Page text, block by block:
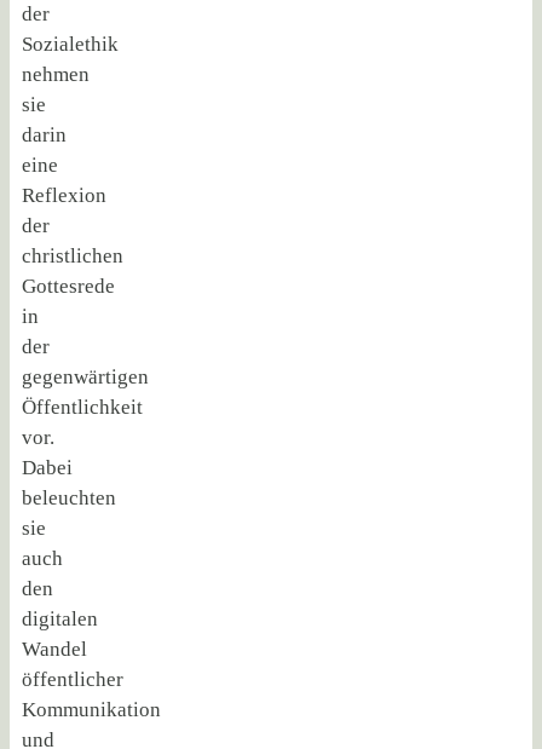
der
Sozialethik
nehmen
sie
darin
eine
Reflexion
der
christlichen
Gottesrede
in
der
gegenwärtigen
Öffentlichkeit
vor.
Dabei
beleuchten
sie
auch
den
digitalen
Wandel
öffentlicher
Kommunikation
und